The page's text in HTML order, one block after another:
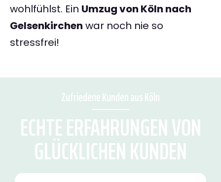
wohlfühlst. Ein Umzug von Köln nach
Gelsenkirchen war noch nie so
stressfrei!
Zufriedene Kunden aus Köln
ECHTE ERFAHRUNGEN VON
GLÜCKLICHEN KUNDEN